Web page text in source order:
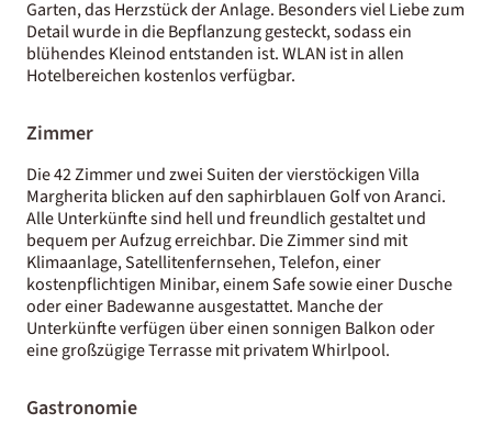
Garten, das Herzstück der Anlage. Besonders viel Liebe zum
Detail wurde in die Bepflanzung gesteckt, sodass ein
blühendes Kleinod entstanden ist. WLAN ist in allen
Hotelbereichen kostenlos verfügbar.
Zimmer
Die 42 Zimmer und zwei Suiten der vierstöckigen Villa
Margherita blicken auf den saphirblauen Golf von Aranci.
Alle Unterkünfte sind hell und freundlich gestaltet und
bequem per Aufzug erreichbar. Die Zimmer sind mit
Klimaanlage, Satellitenfernsehen, Telefon, einer
kostenpflichtigen Minibar, einem Safe sowie einer Dusche
oder einer Badewanne ausgestattet. Manche der
Unterkünfte verfügen über einen sonnigen Balkon oder
eine großzügige Terrasse mit privatem Whirlpool.
Gastronomie